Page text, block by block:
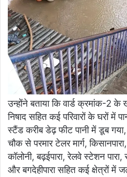
उन्होंने बताया कि वार्ड क्रमांक-2 के
निषाद सहित कई परिवारों के घरों में
स्टैंड करीब डेढ़ फीट पानी में डूब
चौक से परमार टेलर मार्ग, किसानपारा,
कॉलोनी, बढ़ईपारा, रेलवे स्टेशन पारा,
और बगदेहीपारा सहित कई क्षेत्रों में